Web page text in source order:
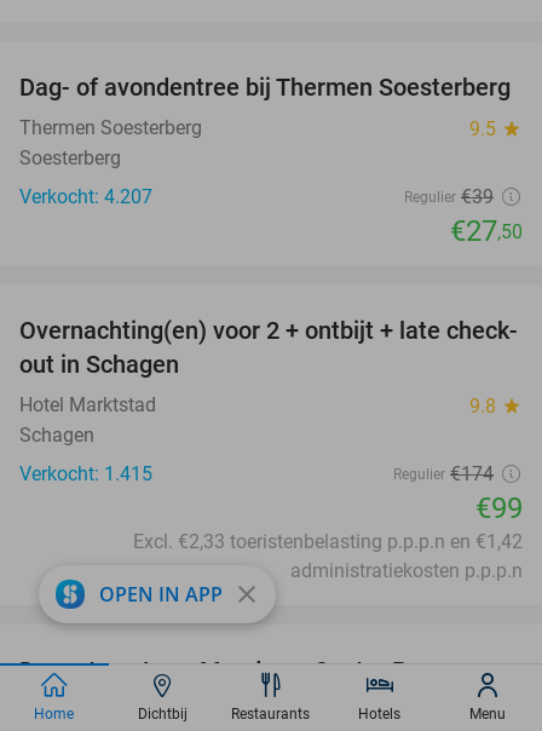
29%
Dag- of avondentree bij Thermen Soesterberg
Thermen Soesterberg 9.5 star
Soesterberg
Verkocht: 4.207
Regulier €39
€27,50
43%
Overnachting(en) voor 2 + ontbijt + late check-
out in Schagen
Hotel Marktstad 9.8 star
Schagen
Verkocht: 1.415
Regulier €174
€99
Excl. €2,33 toeristenbelasting p.p.p.n en €1,42
administratiekosten p.p.p.n
33%
Dagentree Aqua Mundo op Center Parcs
Limburgse Peel
OPEN IN APP close
Home Dichtbij Restaurants Hotels Menu